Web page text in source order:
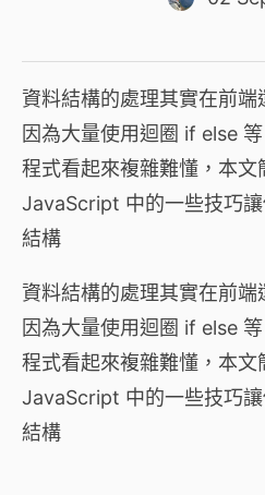
資料結構的處理其實在前
因為大量使用迴圈 if else
程式看起來複雜難懂，本文
JavaScript 中的一些技巧
結構
資料結構的處理其實在前
因為大量使用迴圈 if else
程式看起來複雜難懂，本文
JavaScript 中的一些技巧
結構